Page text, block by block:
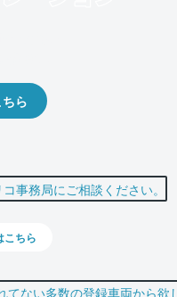
ら
こちら